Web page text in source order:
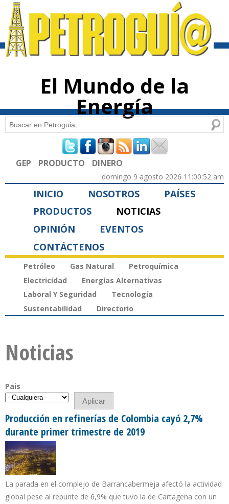
contenido
El Mundo de la
Energía
Formulario de búsqueda
Buscar
GEP PRODUCTO DINERO
domingo 9 agosto 2026 11:00:52 am
INICIO NOSOTROS
PAÍSES
PRODUCTOS
NOTICIAS
OPINIÓN
EVENTOS
CONTÁCTENOS
Petróleo Gas Natural
Petroquímica
Electricidad
Energías Alternativas
Laboral Y Seguridad
Tecnología
Sustentabilidad
Directorio
Noticias
Pais
Producción en refinerías de Colombia cayó 2,7%
durante primer trimestre de 2019
La parada en el complejo de Barrancabermeja afectó la actividad
global pese al repunte de 6,9% que tuvo la de Cartagena con un